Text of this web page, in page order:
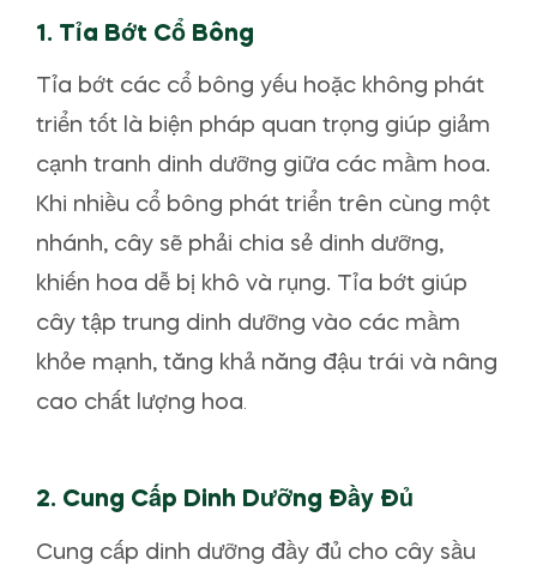
1. Tỉa Bớt Cổ Bông
Tỉa bớt các cổ bông yếu hoặc không phát
triển tốt là biện pháp quan trọng giúp giảm
cạnh tranh dinh dưỡng giữa các mầm hoa.
Khi nhiều cổ bông phát triển trên cùng một
nhánh, cây sẽ phải chia sẻ dinh dưỡng,
khiến hoa dễ bị khô và rụng. Tỉa bớt giúp
cây tập trung dinh dưỡng vào các mầm
khỏe mạnh, tăng khả năng đậu trái và nâng
cao chất lượng hoa.
2. Cung Cấp Dinh Dưỡng Đầy Đủ
Cung cấp dinh dưỡng đầy đủ cho cây sầu